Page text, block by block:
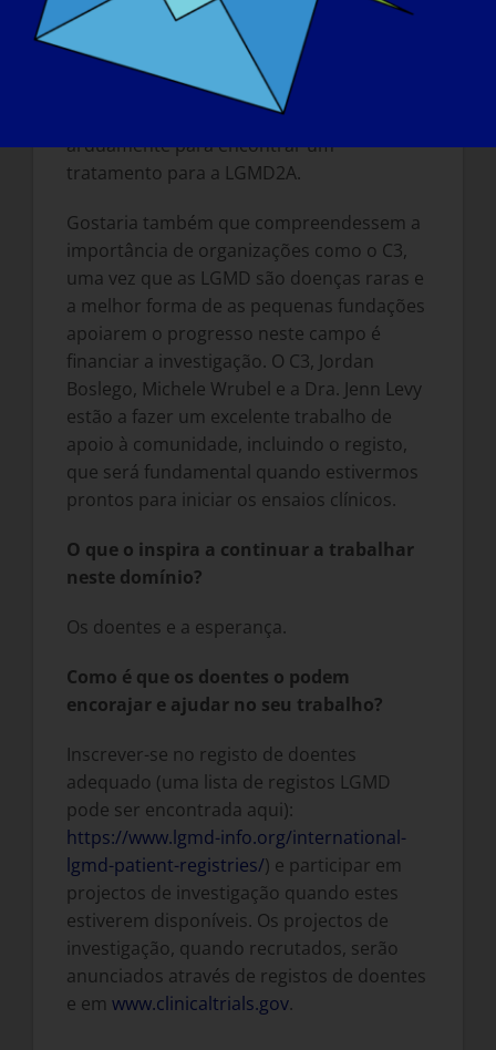
doentes soubessem que temos uma
equipa de cientistas fantástica e
trabalhadora (especialmente os Drs. Irina
Kramerova, Natalia Ermolova, Chino
Kumagai-Cresse e Jian Liu), que trabalha
arduamente para encontrar um
tratamento para a LGMD2A.
Gostaria também que compreendessem a
importância de organizações como o C3,
uma vez que as LGMD são doenças raras e
a melhor forma de as pequenas fundações
apoiarem o progresso neste campo é
financiar a investigação. O C3, Jordan
Boslego, Michele Wrubel e a Dra. Jenn Levy
estão a fazer um excelente trabalho de
apoio à comunidade, incluindo o registo,
que será fundamental quando estivermos
prontos para iniciar os ensaios clínicos.
O que o inspira a continuar a trabalhar
neste domínio?
Os doentes e a esperança.
Como é que os doentes o podem
encorajar e ajudar no seu trabalho?
Inscrever-se no registo de doentes
adequado (uma lista de registos LGMD
pode ser encontrada aqui):
https://www.lgmd-info.org/international-
lgmd-patient-registries/) e participar em
projectos de investigação quando estes
estiverem disponíveis. Os projectos de
investigação, quando recrutados, serão
anunciados através de registos de doentes
e em www.clinicaltrials.gov.